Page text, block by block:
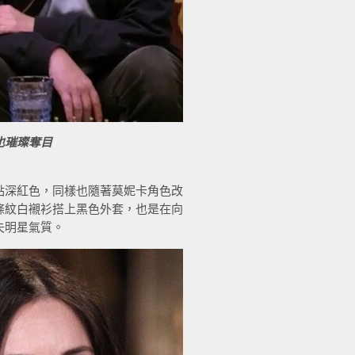
璀璨奪目
紅色，同樣也隨著莫妮卡角色改
紋白襯衫搭上黑色外套，也是在向
星氣質。